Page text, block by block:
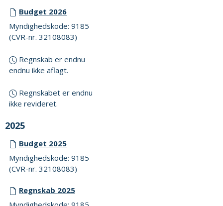
Budget 2026
Myndighedskode: 9185
(CVR-nr. 32108083)
Regnskab er endnu
endnu ikke aflagt.
Regnskabet er endnu
ikke revideret.
2025
Budget 2025
Myndighedskode: 9185
(CVR-nr. 32108083)
Regnskab 2025